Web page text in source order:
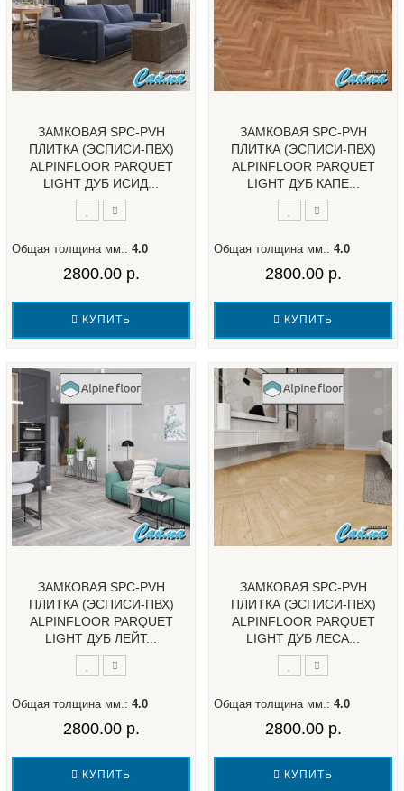
ЗАМКОВАЯ SPC-PVH
ПЛИТКА (ЭСПИСИ-ПВХ)
ALPINFLOOR PARQUET
LIGHT ДУБ ИСИД...
Общая толщина мм.: 4.0
2800.00 р.
КУПИТЬ
ЗАМКОВАЯ SPC-PVH
ПЛИТКА (ЭСПИСИ-ПВХ)
ALPINFLOOR PARQUET
LIGHT ДУБ КАПЕ...
Общая толщина мм.: 4.0
2800.00 р.
КУПИТЬ
ЗАМКОВАЯ SPC-PVH
ПЛИТКА (ЭСПИСИ-ПВХ)
ALPINFLOOR PARQUET
LIGHT ДУБ ЛЕЙТ...
Общая толщина мм.: 4.0
2800.00 р.
КУПИТЬ
ЗАМКОВАЯ SPC-PVH
ПЛИТКА (ЭСПИСИ-ПВХ)
ALPINFLOOR PARQUET
LIGHT ДУБ ЛЕСА...
Общая толщина мм.: 4.0
2800.00 р.
КУПИТЬ